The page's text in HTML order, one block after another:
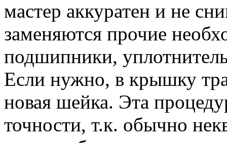
мастер аккуратен и не
заменяются прочие
подшипники,
Если нужно, в крышку
новая шейка. Эта
точности, т.к. обычно